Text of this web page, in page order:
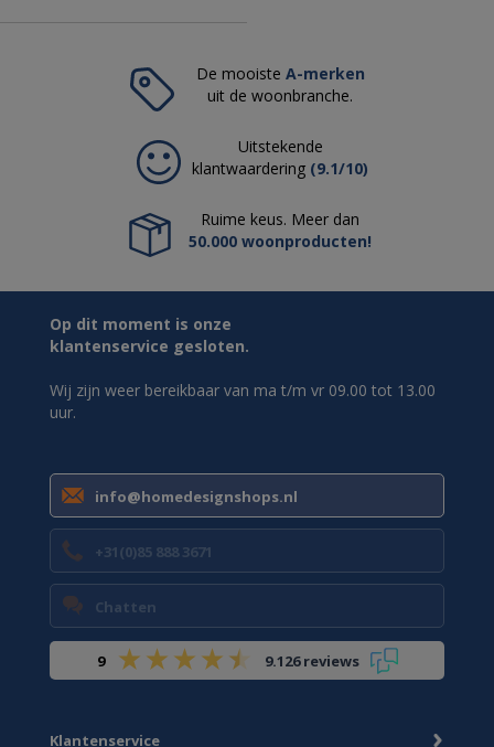
De mooiste A-merken
uit de woonbranche.
Uitstekende
klantwaardering (9.1/10)
Ruime keus. Meer dan
50.000 woonproducten!
Op dit moment is onze
klantenservice gesloten.
Wij zijn weer bereikbaar van ma t/m vr 09.00 tot 13.00
uur.
info@homedesignshops.nl
+31(0)85 888 3671
Chatten
9 9.126 reviews
Klantenservice